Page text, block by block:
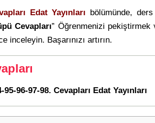
Edat Yayınları bölümünde,
Cevapları” Öğrenmenizi pekiştirmek
inceleyin. Başarınızı artırın.
96-97-98. Cevapları Edat Yayınları